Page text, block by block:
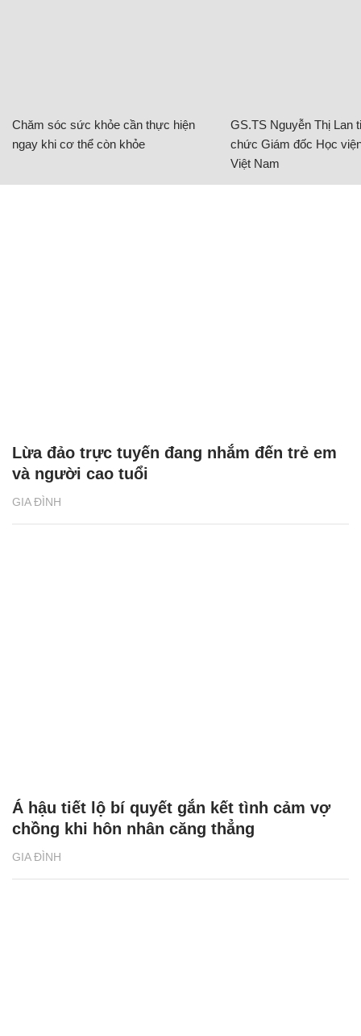
Chăm sóc sức khỏe cần thực hiện
ngay khi cơ thể còn khỏe
GS.TS Nguyễn Thị Lan
chức Giám đốc Học
Việt Nam
GIA ĐÌNH
Lừa đảo trực tuyến đang nhắm đến trẻ em
và người cao tuổi
GIA ĐÌNH
Á hậu tiết lộ bí quyết gắn kết tình cảm vợ
chồng khi hôn nhân căng thẳng